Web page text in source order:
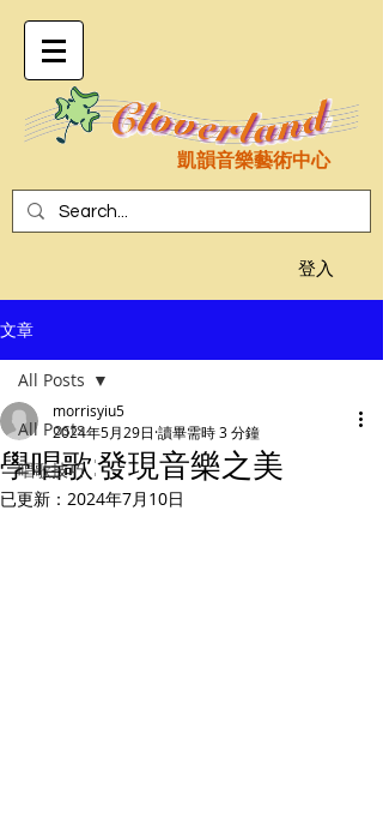
凱韻音樂藝術中心
登入
文章
All Posts
唱歌技巧
All Posts
學唱歌:發現音樂之美
morrisyiu5
2024年5月29日 讀畢需時 3 分鐘
已更新： 2024年7月10日